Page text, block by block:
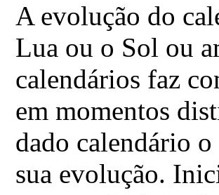
A evolução do
Lua ou o Sol ou
calendários faz
em momentos
dado calendário
sua evolução.